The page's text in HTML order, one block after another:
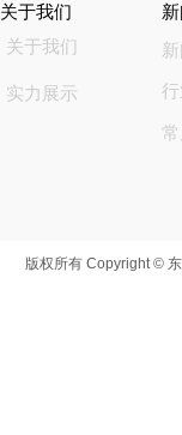
实力展示
关于我们
关于我们
版权所有 Copyright ©